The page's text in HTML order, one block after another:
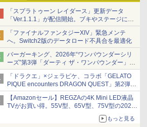
「スプラトゥーン レイダース」更新データ
「Ver.1.1.1」が配信開始。ブキやステージに関
する不具合を修正
「ファイナルファンタジーXIV」緊急メンテ
へ。Switch2版のデータロード不具合を最適化
バーガーキング、2026年“ワンパウンダーシリ
ーズ”第3弾「ダーティ ザ・ワンパウンダー」を
8月7日発売
「特製ガーリックマヨソース」を使用した超大
型チーズバーガー
「ドラクエ」×ジェラピケ、コラボ「GELATO
PIQUE encounters DRAGON QUEST」第2弾が
本日発売
アイスカップに入ったスライムやわたぼう、ベ
ビーサタンなどがオリジナルアートで登場
【Amazonセール】REGZAの4K Mini LED液晶
TVがお買い得。55V型、65V型、75V型の2026
もっと見る